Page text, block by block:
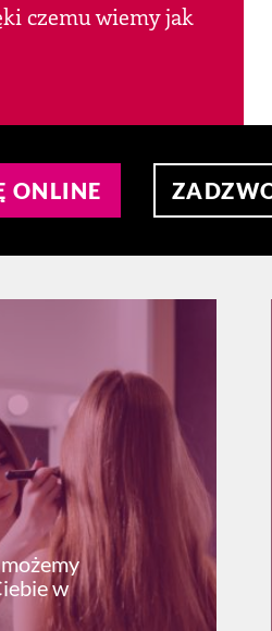
czemu wiemy jak
ONLINE
w